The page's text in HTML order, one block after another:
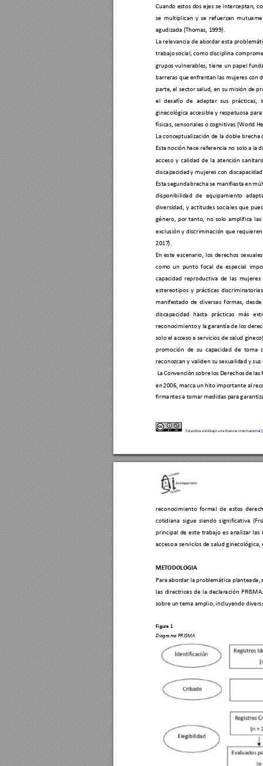
Esta obra está bajo una licencia internacional
Cuando estos dos ejes se interceptan,
se multiplican y se refuerzan
agudizada (Thomas, 1 999).
La relevancia de abordar esta pro
trabajo social, como disciplina
grupos vulnerables, tiene un papel
barreras que enfrentan las mujeres con
parte, el sector salud, en su misión de
el desafío de adaptar sus prácticas,
ginecológica accesible y respetuosa para
físicas, sensoriales o cognitivas (World
La conceptualización de la doble brecha
Esta noción hace referencia no solo a la
acceso y calidad de la atención
discapacidad y mujeres con discapacidad
Esta segunda brecha se manifiesta en
disponibilidad de equipamiento
diversidad, y actitudes sociales que
género, por tanto, no solo amplifica as
exclusión y discriminación que requieren
2017).
En este escenario, los derechos
como un punto focal de especial
capacidad reproductiva de las mujeres
estereotipos y prácticas
manifestado de diversas formas, desde
discapacidad hasta prácticas más
reconocimiento y la garantía de los
solo el acceso a servicios de salud gineco
promoción de su capacidad de toma
reconozcan y val iden su sexualidad y sus
La Convención sobre los Derechos de las
en 2006, marca un hito importante al
firmantes a tomar medidas para
reconocimiento formal de estos
cotidiana sigue siendo significativa (Fro
principal de este trabajo es analizar las
acceso a servicios de salud ginecológica,
METODOLOGIA
Para abordar la problemática planteada,
las directrices de la declaración P
sobre un tema amplio, incluyendo
Figura 1
Diagrama PRISMA